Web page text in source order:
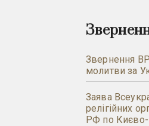
Звернення
молитви за
Заява
релігійних
РФ по Києво-